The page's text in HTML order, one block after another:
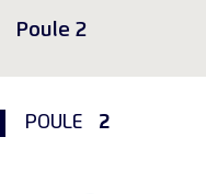
Poule 2
POULE 2